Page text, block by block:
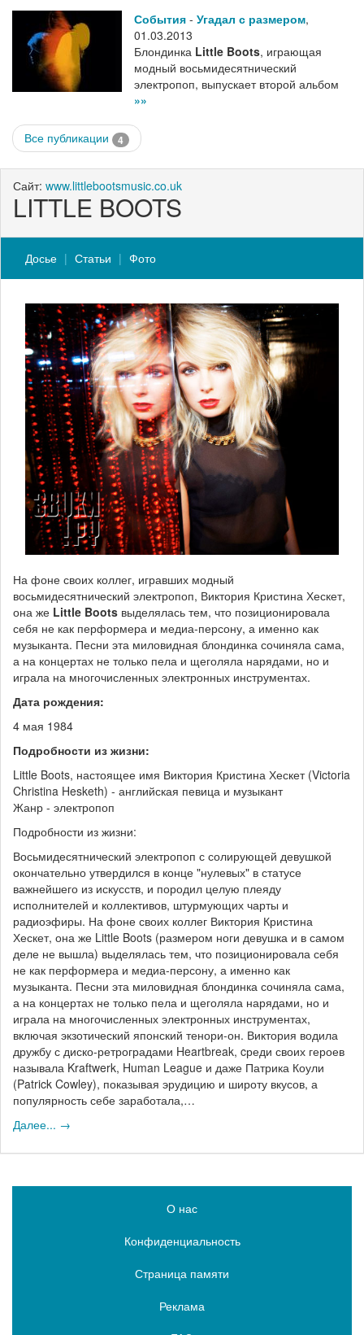
События - Угадал с размером,
01.03.2013
Блондинка Little Boots, играющая
модный восьмидесятнический
электропоп, выпускает второй альбом
»»
Все публикации 4
Сайт: www.littlebootsmusic.co.uk
LITTLE BOOTS
Досье Статьи Фото
На фоне своих коллег, игравших модный
восьмидесятнический электропоп, Виктория Кристина Хескет,
она же Little Boots выделялась тем, что позиционировала
себя не как перформера и медиа-персону, а именно как
музыканта. Песни эта миловидная блондинка сочиняла сама,
а на концертах не только пела и щеголяла нарядами, но и
играла на многочисленных электронных инструментах.
Дата рождения:
4 мая 1984
Подробности из жизни:
Little Boots, настоящее имя Виктория Кристина Хескет (Victoria
Christina Hesketh) - английская певица и музыкант
Жанр - электропоп
Подробности из жизни:
Восьмидесятнический электропоп с солирующей девушкой
окончательно утвердился в конце "нулевых" в статусе
важнейшего из искусств, и породил целую плеяду
исполнителей и коллективов, штурмующих чарты и
радиоэфиры. На фоне своих коллег Виктория Кристина
Хескет, она же Little Boots (размером ноги девушка и в самом
деле не вышла) выделялась тем, что позиционировала себя
не как перформера и медиа-персону, а именно как
музыканта. Песни эта миловидная блондинка сочиняла сама,
а на концертах не только пела и щеголяла нарядами, но и
играла на многочисленных электронных инструментах,
включая экзотический японский тенори-он. Виктория водила
дружбу с диско-ретроградами Heartbreak, cреди своих героев
называла Kraftwerk, Human League и даже Патрика Коули
(Patrick Cowley), показывая эрудицию и широту вкусов, а
популярность себе заработала,…
Далее... →
О нас
Конфиденциальность
Страница памяти
Реклама